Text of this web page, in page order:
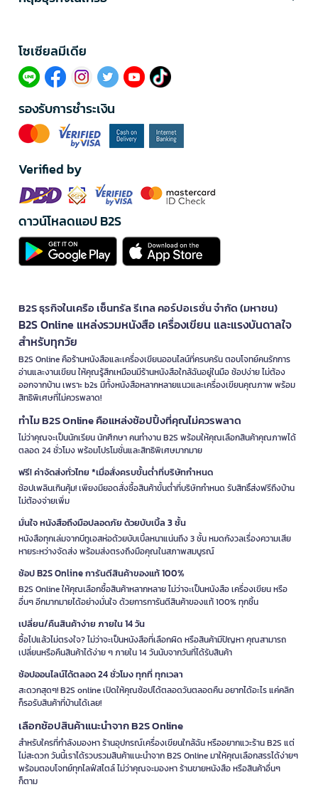
โซเซียลมีเดีย​
รองรับการชำระเงิน
Verified by
ดาวน์โหลดแอป B2S
B2S ธุรกิจในเครือ เซ็นทรัล รีเทล คอร์ปอเรชั่น จำกัด (มหาชน)
B2S Online แหล่งรวมหนังสือ เครื่องเขียน และแรงบันดาลใจ
สำหรับทุกวัย
B2S Online คือร้านหนังสือและเครื่องเขียนออนไลน์ที่ครบครัน ตอบโจทย์คนรักการ
อ่านและงานเขียน ให้คุณรู้สึกเหมือนมีร้านหนังสือใกล้ฉันอยู่ในมือ ช้อปง่าย ไม่ต้อง
ออกจากบ้าน เพราะ b2s มีทั้งหนังสือหลากหลายแนวและเครื่องเขียนคุณภาพ พร้อม
สิทธิพิเศษที่ไม่ควรพลาด!
ทำไม B2S Online คือแหล่งช้อปปิ้งที่คุณไม่ควรพลาด
ไม่ว่าคุณจะเป็นนักเรียน นักศึกษา คนทำงาน B2S พร้อมให้คุณเลือกสินค้าคุณภาพได้
ตลอด 24 ชั่วโมง พร้อมโปรโมชั่นและสิทธิพิเศษมากมาย
ฟรี! ค่าจัดส่งทั่วไทย *เมื่อสั่งครบขั้นต่ำที่บริษัทกำหนด
ช้อปเพลินเกินคุ้ม! เพียงมียอดสั่งซื้อสินค้าขั้นต่ำที่บริษัทกำหนด รับสิทธิ์ส่งฟรีถึงบ้าน
ไม่ต้องจ่ายเพิ่ม
มั่นใจ หนังสือถึงมือปลอดภัย ด้วยบับเบิ้ล 3 ชั้น
หนังสือทุกเล่มจากบีทูเอสห่อด้วยบับเบิ้ลหนาแน่นถึง 3 ชั้น หมดกังวลเรื่องความเสีย
หายระหว่างจัดส่ง พร้อมส่งตรงถึงมือคุณในสภาพสมบูรณ์
ช้อป B2S Online การันตีสินค้าของแท้ 100%
B2S Online ให้คุณเลือกซื้อสินค้าหลากหลาย ไม่ว่าจะเป็นหนังสือ เครื่องเขียน หรือ
อื่นๆ อีกมากมายได้อย่างมั่นใจ ด้วยการการันตีสินค้าของแท้ 100% ทุกชิ้น
เปลี่ยน/คืนสินค้าง่าย ภายใน 14 วัน
ซื้อไปแล้วไม่ตรงใจ? ไม่ว่าจะเป็นหนังสือที่เลือกผิด หรือสินค้ามีปัญหา คุณสามารถ
เปลี่ยนหรือคืนสินค้าได้ง่าย ๆ ภายใน 14 วันนับจากวันที่ได้รับสินค้า
ช้อปออนไลน์ได้ตลอด 24 ชั่วโมง ทุกที่ ทุกเวลา
สะดวกสุดๆ! B2S online เปิดให้คุณช้อปได้ตลอดวันตลอดคืน อยากได้อะไร แค่คลิก
ก็รอรับสินค้าที่บ้านได้เลย!
เลือกช้อปสินค้าแนะนำจาก B2S Online
สำหรับใครที่กำลังมองหา ร้านอุปกรณ์เครื่องเขียนใกล้ฉัน หรืออยากแวะร้าน B2S แต่
ไม่สะดวก วันนี้เราได้รวบรวมสินค้าแนะนำจาก B2S Online มาให้คุณเลือกสรรได้ง่ายๆ
พร้อมตอบโจทย์ทุกไลฟ์สไตล์ ไม่ว่าคุณจะมองหา ร้านขายหนังสือ หรือสินค้าอื่นๆ
ก็ตาม